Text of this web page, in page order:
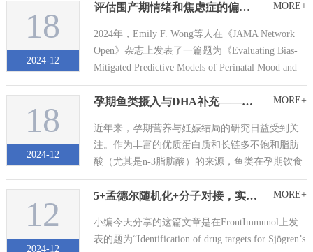
18
2024-12
评估围产期情绪和焦虑症的偏差缓解预测模型 MORE+
2024年，Emily F. Wong等人在《JAMA Network
Open》杂志上发表了一篇题为《Evaluating Bias-
Mitigated Predictive Models of Perinatal Mood and
Anxiety Disorders》的文章。这项研究...
18
2024-12
孕期鱼类摄入与DHA补充——基于观察性研究的母婴健康影响分析 MORE+
近年来，孕期营养与妊娠结局的研究日益受到关
注。作为丰富的优质蛋白质和长链多不饱和脂肪
酸（尤其是n-3脂肪酸）的来源，鱼类在孕期饮食
中具有重要地位。然而，鱼类中可能含有的污染
物（如甲基汞）以及补充剂剂量差异导致的研究
泛讨论。 2024年9月，外国学者在《Nu...
12
2024-12
5+孟德尔随机化+分子对接，实现对疾病药靶的筛选，对小白复现也非常友好！ MORE+
小编今天分享的这篇文章是在FrontImmunol上发
表的题为“Identification of drug targets for Sjögren’s